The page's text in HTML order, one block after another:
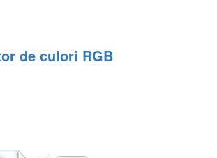
de culori RGB